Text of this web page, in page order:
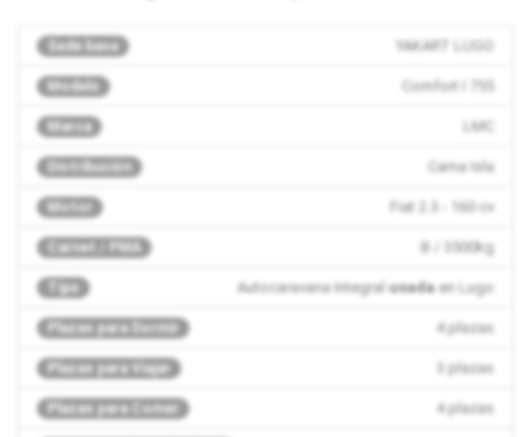
Sede base YAKART LUGO
Modelo Comfort I 755
Marca LMC
Distribución Cama Isla
Motor Fiat 2.3 - 160 cv
Carnet / PMA B / 3500kg
Tipo Autocaravana Integralusadaen Lugo
Plazas para Dormir 4 plazas
Plazas para Viajar 3 plazas
Plazas para Comer 4 plazas